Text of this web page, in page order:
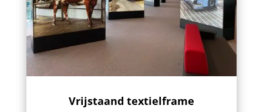
Vrijstaand textielframe